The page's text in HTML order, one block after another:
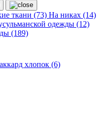
ткани (73) На никах (14)
одежды (12)
(189)
хлопок (6)